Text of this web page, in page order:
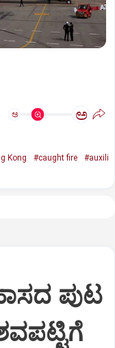
ಅ ಅ
Kong #caught fire
#auxili
ಪುಟ